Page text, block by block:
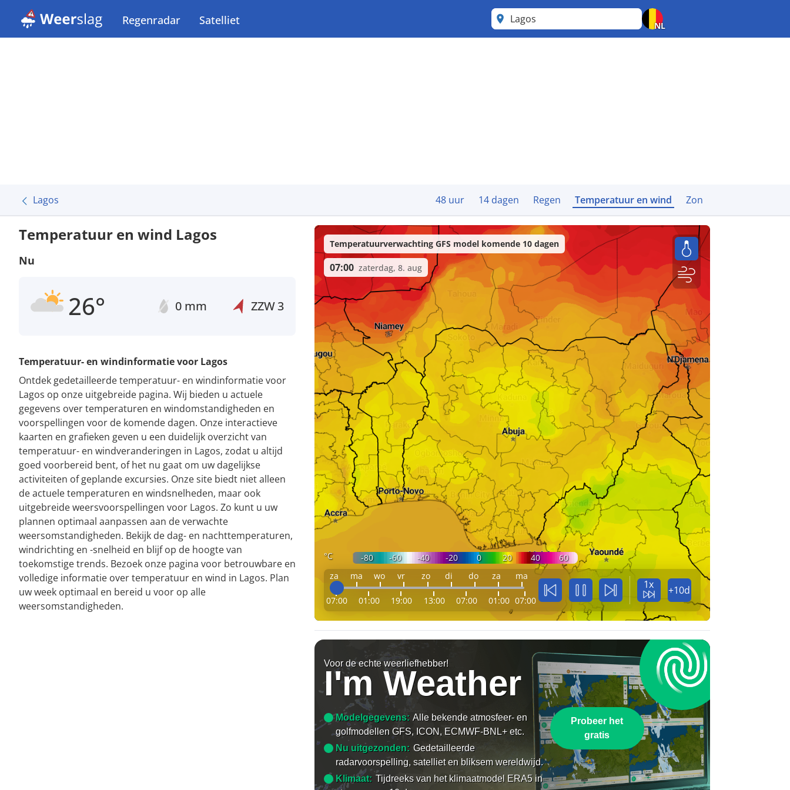
Regenradar Satelliet Lagos
NL
Lagos 48 uur 14 dagen Regen Temperatuur en wind Zon
Temperatuur en wind Lagos
Nu
26° 0 mm ZZW3
Temperatuur- en windinformatie voor Lagos
Ontdek gedetailleerde temperatuur- en windinformatie voor
Lagos op onze uitgebreide pagina. Wij bieden u actuele
gegevens over temperaturen en windomstandigheden en
voorspellingen voor de komende dagen. Onze interactieve
kaarten en grafieken geven u een duidelijk overzicht van
temperatuur- en windveranderingen in Lagos, zodat u altijd
goed voorbereid bent, of het nu gaat om uw dagelijkse
activiteiten of geplande excursies. Onze site biedt niet alleen
de actuele temperaturen en windsnelheden, maar ook
uitgebreide weersvoorspellingen voor Lagos. Zo kunt u uw
plannen optimaal aanpassen aan de verwachte
weersomstandigheden. Bekijk de dag- en nachttemperaturen,
windrichting en -snelheid en blijf op de hoogte van
toekomstige trends. Bezoek onze pagina voor betrouwbare en
volledige informatie over temperatuur en wind in Lagos. Plan
uw week optimaal en bereid u voor op alle
weersomstandigheden.
°C -80 -60 -40 -20 0 20 40
60
za
ma wo vr zo di do za ma
07:00 01:00 19:00 13:00 07:00 01:00 07:00
1x +10d
Temperatuurverwachting GFS model komende 10 dagen
07:00 zaterdag, 8. aug
Voor de echte weerliefhebber!
I'm Weather
Modelgegevens: Alle bekende atmosfeer- en
golfmodellen GFS, ICON, ECMWF-BNL+ etc.
Nu uitgezonden: Gedetailleerde
radarvoorspelling, satelliet en bliksem wereldwijd.
Klimaat: Tijdreeks van het klimaatmodel ERA5 in
Probeer het
gratis